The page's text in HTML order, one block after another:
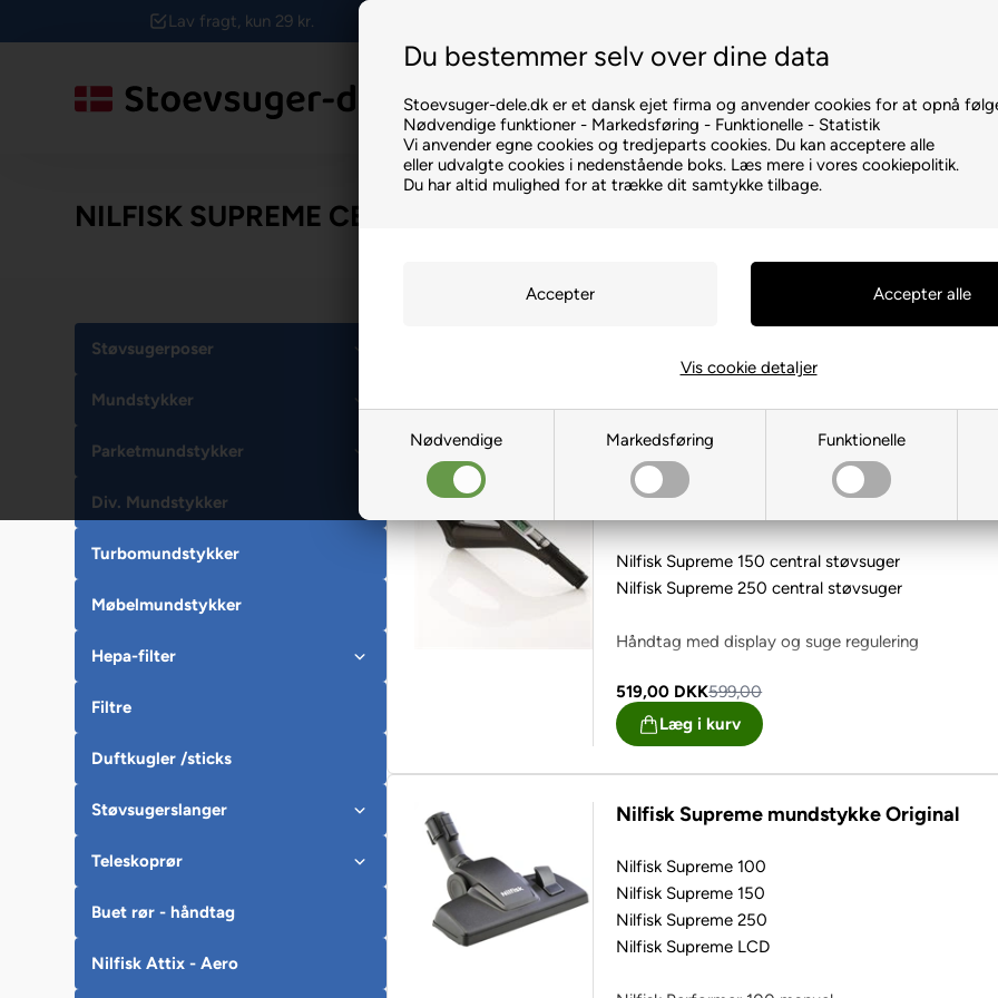
Du bestemmer selv over dine data
Stoevsuger-dele.dk er et dansk ejet firma og anvender cookies for at opnå
Nødvendige funktioner - Markedsføring - Funktionelle - Statistik
Vi anvender egne cookies og tredjeparts cookies. Du kan acceptere alle
eller udvalgte cookies i nedenstående boks. Læs mere i vores cookiepolitik.
Du har altid mulighed for at trække dit samtykke tilbage.
Nødvendige Markedsføring Funktionelle
Vis cookie detaljer
Lav fragt, kun 29 kr.
NILFISK SUPREME CENTRALSTØVSUGER - TILBEHØR
Støvsugerposer
Mundstykker
Parketmundstykker
Div. Mundstykker
Turbomundstykker
Møbelmundstykker
Hepa-filter
Filtre
Duftkugler /sticks
Støvsugerslanger
Teleskoprør
Buet rør - håndtag
Nilfisk Attix - Aero
Spar 13% Nilfisk Supreme LCD Deluxe håndtag til
Nilfisk Supreme 150 central støvsuger
Nilfisk Supreme 250 central støvsuger
Håndtag med display og suge regulering
519,00 DKK599,00
Læg i kurv
Nilfisk Supreme mundstykke Original
Nilfisk Supreme 100
Nilfisk Supreme 150
Nilfisk Supreme 250
Nilfisk Supreme LCD